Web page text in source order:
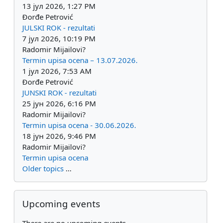
13 јул 2026, 1:27 PM
Đorđe Petrović
JULSKI ROK - rezultati
7 јул 2026, 10:19 PM
Radomir Mijailovi?
Termin upisa ocena – 13.07.2026.
1 јул 2026, 7:53 AM
Đorđe Petrović
JUNSKI ROK - rezultati
25 јун 2026, 6:16 PM
Radomir Mijailovi?
Termin upisa ocena - 30.06.2026.
18 јун 2026, 9:46 PM
Radomir Mijailovi?
Termin upisa ocena
Older topics ...
Skip Upcoming events
Upcoming events